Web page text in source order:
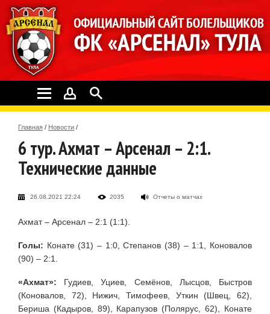
Главная / Новости /
6 тур. Ахмат – Арсенал – 2:1.
Технические данные
26.08.2021 22:24 2035 Отчеты о матчах
Ахмат – Арсенал – 2:1 (1:1).
Голы: Конате (31) – 1:0, Степанов (38) – 1:1, Коновалов
(90) – 2:1.
«Ахмат»: Гудиев, Уциев, Семёнов, Лысцов, Быстров
(Коновалов, 72), Нижич, Тимофеев, Уткин (Швец, 62),
Бериша (Кадыров, 89), Карапузов (Полярус, 62), Конате